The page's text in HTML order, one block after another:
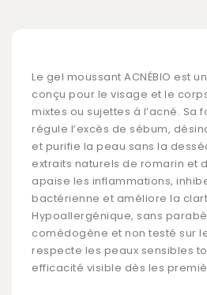
Le gel moussant ACNÉBIO est
conçu pour le visage et le
mixtes ou sujettes à l’acné. Sa
régule l’excès de sébum,
et purifie la peau sans la
extraits naturels de romarin et
apaise les inflammations,
bactérienne et améliore la
Hypoallergénique, sans
comédogène et non testé sur
respecte les peaux sensibles
efficacité visible dès les